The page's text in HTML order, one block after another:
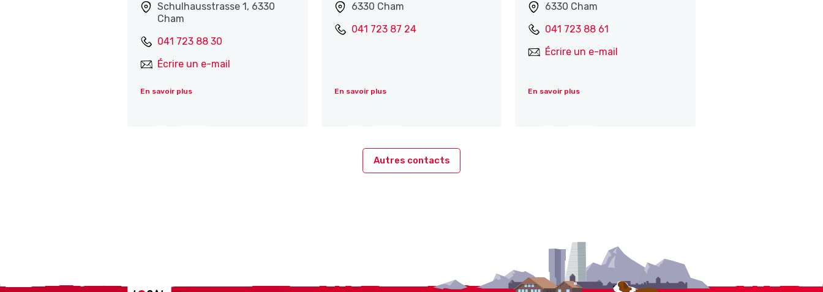
Schulhausstrasse 1, 6330
Cham
041 723 88 30
Écrire un e-mail
En savoir plus
6330 Cham
041 723 87 24
En savoir plus
6330 Cham
041 723 88 61
Écrire un e-mail
En savoir plus
Autres contacts
Localcities